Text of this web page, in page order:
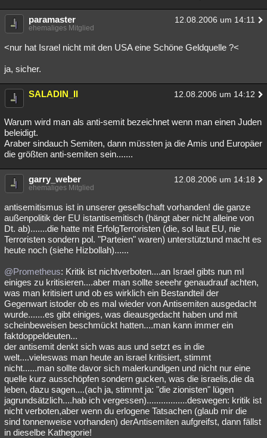
paramaster 12.08.2006 um 14:11
ehemaliges Mitglied
<nur hat Israel nicht mit den USA eine Schöne Geldquelle ?<
ja, sicher.
SALADIN_II 12.08.2006 um 14:12
Warum wird man als anti-semit bezeichnet wenn man einen Juden
beleidigt.
Araber sindauch Semiten, dann müssten ja die Amis und Europäer
die größten anti-semiten sein.......
garry_weber 12.08.2006 um 14:18
ehemaliges Mitglied
antisemitismus ist in unserer gesellschaft vorhanden! die ganze
außenpolitik der EU istantisemitisch (hängt aber nicht alleine von
Dt. ab).......die hatte mit ErfolgTerroristen (die, sol laut EU, nie
Terroristen sondern pol. "Parteien" waren) unterstütztund macht es
heute noch (siehe Hizbollah)......
@Prometheus: Kritik ist nichtverboten....an Israel gibts nun ml
einiges zu kritisieren....aber man sollte seeehr genaudrauf achten,
was man kritisiert und ob es wirklich ein Bestandteil der
Gegenwart istoder ob es mal wieder von Antisemiten ausgedacht
wurde.......es gibt einiges, was dieausgedacht haben und mit
scheinbeweisen beschmückt hatten....man kann immer ein
faktdoppeldeuten...
der antisemit denkt sich was aus und setzt es in die
welt....vieleswas man heute an israel kritisiert, stimmt
nicht......man sollte davor sich malerkundigen und nicht nur eine
quelle kurz ausschöpfen sondern gucken, was die israelis,die da
leben, dazu sagen....(ach ja, stimmt ja: "die zionisten" lügen
jagrundsätzlich....hab ich vergessen).................deswegen: kritik ist
nicht verboten,aber wenn du erlogene Tatsachen (glaub mir die
sind tonnenweise vorhanden) derAntisemiten aufgreifst, dann fällst
in dieselbe Kathegorie!